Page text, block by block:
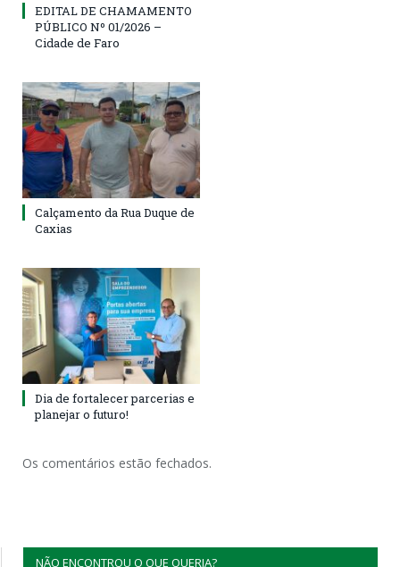
EDITAL DE CHAMAMENTO
PÚBLICO Nº 01/2026 –
Cidade de Faro
Calçamento da Rua Duque de
Caxias
Dia de fortalecer parcerias e
planejar o futuro!
Os comentários estão fechados.
NÃO ENCONTROU O QUE QUERIA?